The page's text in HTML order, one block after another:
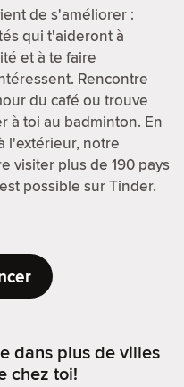
de s'améliorer :
qui t'aideront à
et à te faire
Rencontre
du café ou trouve
à toi au badminton. En
l'extérieur, notre
visiter plus de 190 pays
possible sur Tinder.
dans plus de villes
chez toi!